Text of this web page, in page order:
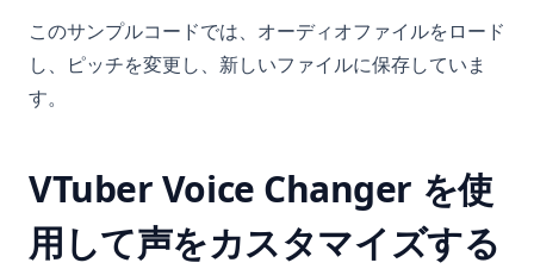
このサンプルコードでは、オーディオファイルをロード
し、ピッチを変更し、新しいファイルに保存していま
す。
VTuber Voice Changer を使
用して声をカスタマイズする